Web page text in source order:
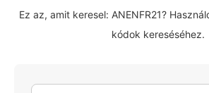
Ez az, amit keresel: ANENFR21?
kódok kereséséhez.